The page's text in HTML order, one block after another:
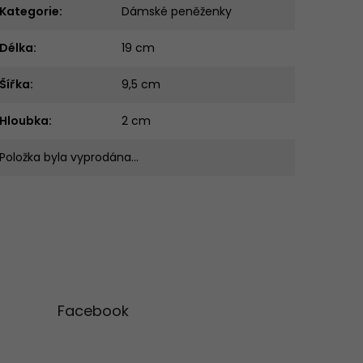
Kategorie: Dámské peněženky
Délka: 19 cm
Šířka: 9,5 cm
Hloubka: 2 cm
Položka byla vyprodána…
Facebook